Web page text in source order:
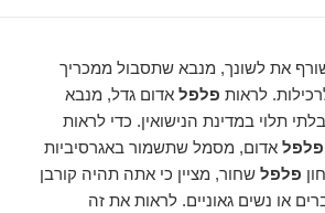
את לשונך, מנבא שתסבול ממכריך
לראות פלפל אדום גדל, מנבא
תלוי במדינת הנישואין. כדי לראות
פלפל אדום, מסמל שתשמור באגרסיביות
פלפל שחור, מציין כי אתה תהיה קורבן
או נשים גאוניים. לראות את זה